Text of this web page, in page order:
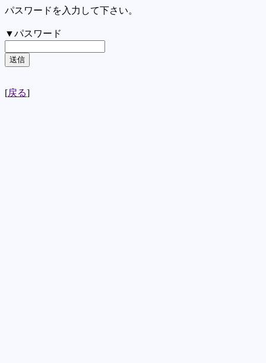
パスワードを入力して下さい。
▼パスワード
[戻る]